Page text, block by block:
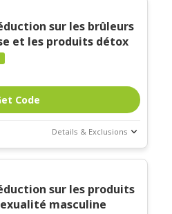
de 60€"
sur les brûleurs
et les produits détox
Code
Details & Exclusions
de 60€"
sur les produits
masculine